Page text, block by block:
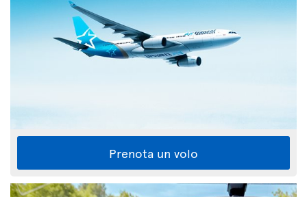
Prenota un volo